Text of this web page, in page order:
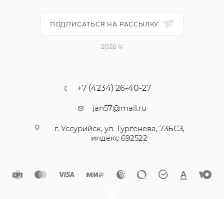
ПОДПИСАТЬСЯ НА РАССЫЛКУ
2026 ©
+7 (4234) 26-40-27
jan57@mail.ru
г. Уссурийск, ул. Тургенева, 73БС3,
индекс 692522